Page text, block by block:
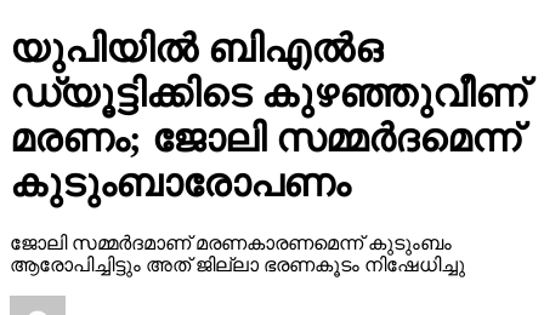
യുപിയില്‍ ബിഎല്‍ഒ
ഡ്യൂട്ടിക്കിടെ കുഴഞ്ഞുവീണ്
മരണം; ജോലി സമ്മര്‍ദമെന്ന്
കുടുംബാരോപണം
ജോലി സമ്മര്‍ദമാണ് മരണകാരണമെന്ന് കുടുംബം
ആരോപിച്ചിട്ടും അത് ജില്ലാ ഭരണകൂടം നിഷേധിച്ചു